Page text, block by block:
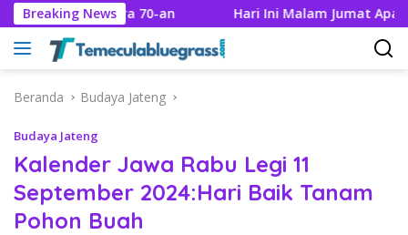
Langsung
ke
konten
Breaking News
Seni Era 70-an Hari Ini Malam Jumat Apa? Cek
Beranda Budaya Jateng
Budaya Jateng
Kalender Jawa Rabu Legi 11
September 2024:Hari Baik Tanam
Pohon Buah